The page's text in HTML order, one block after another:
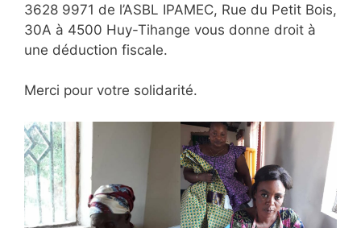
3628 9971 de l’ASBL IPAMEC, Rue du Petit Bois,
30A à 4500 Huy-Tihange vous donne droit à
une déduction fiscale.
Merci pour votre solidarité.